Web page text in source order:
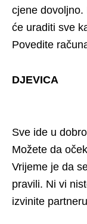
cjene
će uraditi sve
Povedite
DJEVICA
Sve ide u
Možete da
Vrijeme je da
pravili. Ni vi
izvinite